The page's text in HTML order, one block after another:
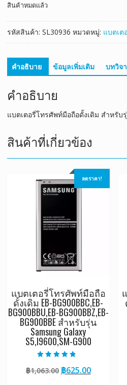
สินค้าหมดแล้ว
รหัสสินค้า: SL30936 หมวดหมู่: แบตเต
คำอธิบาย ข้อมูลเพิ่มเติม บทวิจ
คำอธิบาย
แบตเตอรี่โทรศัพท์มือถือดั้งเดิม สำหรับ
สินค้าที่เกี่ยวข้อง
ลดราคา!
แบตเตอรี่โทรศัพท์มือถือ
ดั้งเดิม EB-BG900BBC,EB-
BG900BBU,EB-BG900BBZ,EB-
BG900BBE สำหรับรุ่น
Samsung Galaxy
S5,I9600,SM-G900
4.50
ตั้งแต่ 1-5
฿1,063.00 Original
฿625.00Current